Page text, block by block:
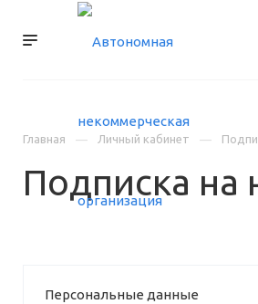
Главная Личный кабинет
Подписка на
Персональные данные